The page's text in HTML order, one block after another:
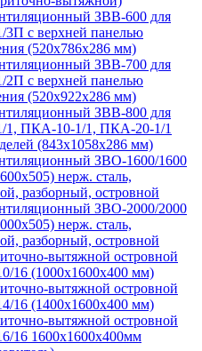
ЗВВ-600 для
с верхней панелью
(520х786х286 мм)
ЗВВ-700 для
с верхней панелью
(520х922х286 мм)
ЗВВ-800 для
ПКА-10-1/1, ПКА-20-1/1
(843х1058х286 мм)
ЗВО-1600/1600
нерж. сталь,
разборный, островной
ЗВО-2000/2000
нерж. сталь,
разборный, островной
вытяжной островной
16 (1000х1600х400 мм)
вытяжной островной
16 (1400х1600х400 мм)
вытяжной островной
16 1600х1600х400мм